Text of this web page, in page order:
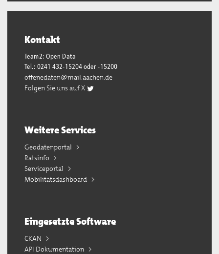
Kontakt
Team2: Open Data
Tel.: 0241 432-15204 oder -15200
offenedaten@mail.aachen.de
Folgen Sie uns auf X
Weitere Services
Geodatenportal
Ratsinfo
Serviceportal
Mobilitätsdashboard
Eingesetzte Software
CKAN
API Dokumentation